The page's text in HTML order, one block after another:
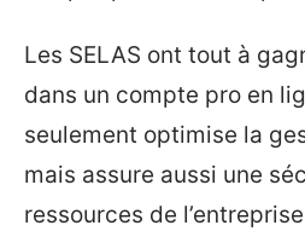
Les SELAS ont tout à
dans un compte pro en
seulement optimise la
mais assure aussi une
ressources de